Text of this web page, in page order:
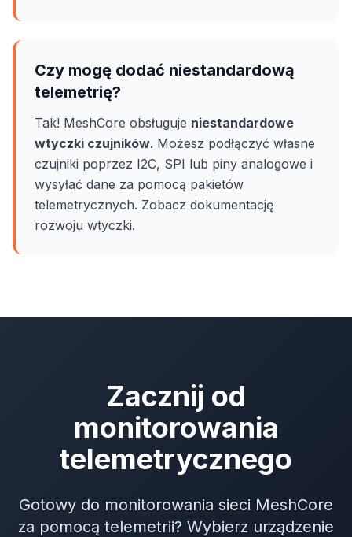
Czy mogę dodać niestandardową
telemetrię?
Tak! MeshCore obsługuje niestandardowe
wtyczki czujników. Możesz podłączyć własne
czujniki poprzez I2C, SPI lub piny analogowe i
wysyłać dane za pomocą pakietów
telemetrycznych. Zobacz dokumentację
rozwoju wtyczki.
Zacznij od
monitorowania
telemetrycznego
Gotowy do monitorowania sieci MeshCore
za pomocą telemetrii? Wybierz urządzenie